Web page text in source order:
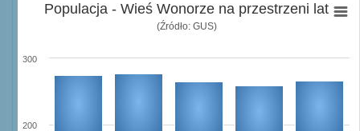
Populacja - Wieś Wonorze na przestrzeni lat
(Źródło: GUS)
200
300